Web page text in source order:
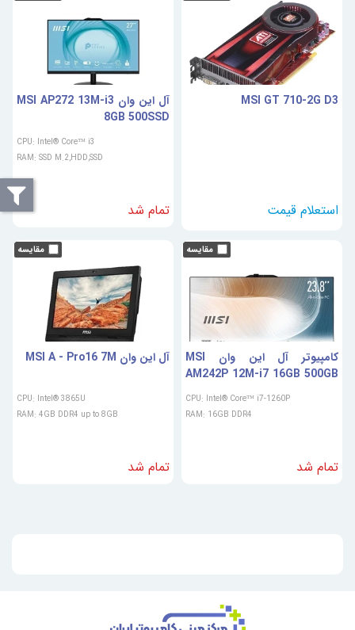
MSI GT 710-2G D3
آل این وان MSI AP272 13M-i3
8GB 500SSD
CPU: Intel® Core™ i3
RAM: SSD M.2,HDD,SSD
تمام شد
کامپیوتر آل این وان MSI
AM242P 12M-i7 16GB 500GB
CPU: Intel® Core™ i7-1260P
RAM: 16GB DDR4
تمام شد
آل این وان MSI A - Pro16 7M
CPU: Intel® 3865U
RAM: 4GB DDR4 up to 8GB
تمام شد